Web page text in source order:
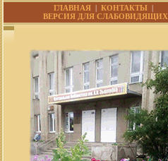
ГЛАВНАЯ |КОНТАКТЫ |
ВЕРСИЯ ДЛЯ СЛАБОВИДЯЩИХ